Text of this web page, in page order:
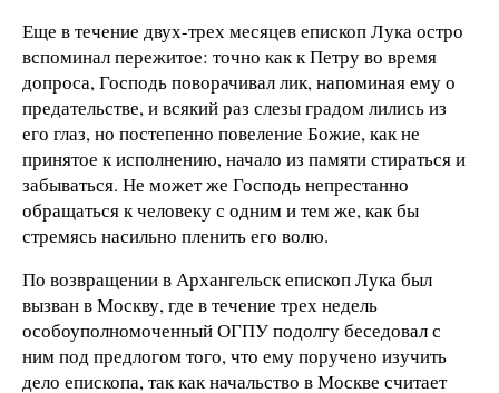
Еще в течение двух-трех месяцев епис­коп Лука остро
вспоминал пережитое: точно как к Петру во время
допроса, Господь поворачивал лик, напоминая ему о
предательстве, и всякий раз слезы градом лились из
его глаз, но постепенно повеление Божие, как не
принятое к исполнению, начало из памяти стираться и
забываться. Не может же Господь непрестанно
обращаться к человеку с одним и тем же, как бы
стремясь насильно пленить его волю.
По возвращении в Архангельск епископ Лука был
вызван в Москву, где в течение трех недель
особоуполномоченный ОГПУ подолгу беседовал с
ним под предлогом того, что ему поручено изучить
дело епископа, так как начальство в Москве считает